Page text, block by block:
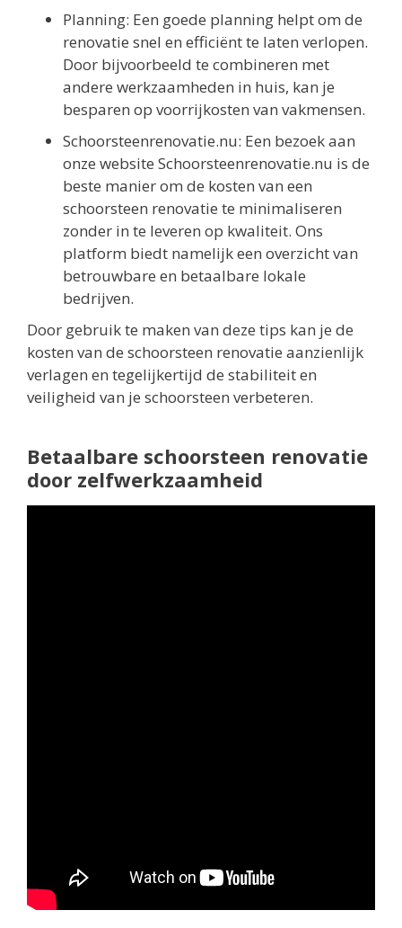
Planning: Een goede planning helpt om de
renovatie snel en efficiënt te laten verlopen.
Door bijvoorbeeld te combineren met
andere werkzaamheden in huis, kan je
besparen op voorrijkosten van vakmensen.
Schoorsteenrenovatie.nu: Een bezoek aan
onze website Schoorsteenrenovatie.nu is de
beste manier om de kosten van een
schoorsteen renovatie te minimaliseren
zonder in te leveren op kwaliteit. Ons
platform biedt namelijk een overzicht van
betrouwbare en betaalbare lokale
bedrijven.
Door gebruik te maken van deze tips kan je de
kosten van de schoorsteen renovatie aanzienlijk
verlagen en tegelijkertijd de stabiliteit en
veiligheid van je schoorsteen verbeteren.
Betaalbare schoorsteen renovatie
door zelfwerkzaamheid